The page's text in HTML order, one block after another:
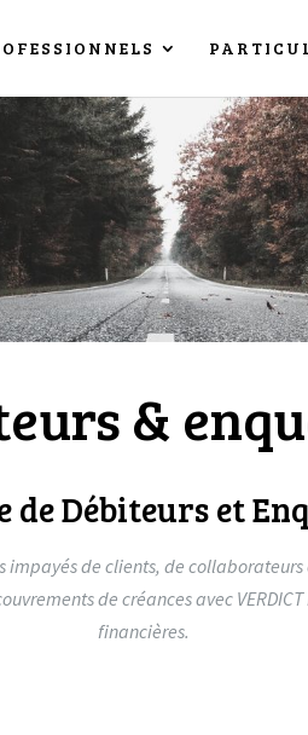
&
de Débiteurs et
impayés de clients, de
de créances avec
financières.